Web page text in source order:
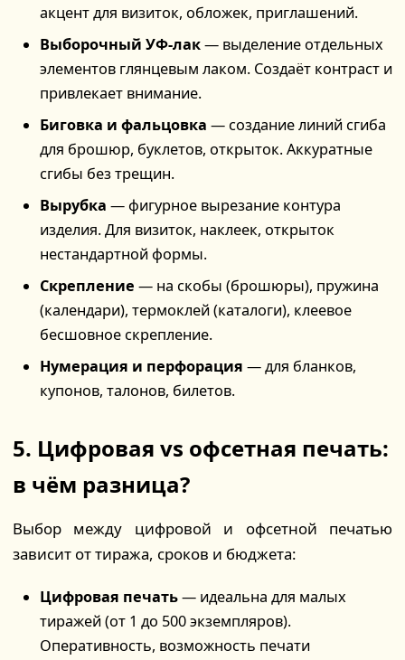
акцент для визиток, обложек, приглашений.
Выборочный УФ-лак— выделение отдельных
элементов глянцевым лаком. Создаёт контраст и
привлекает внимание.
Биговка и фальцовка — создание линий сгиба
для брошюр, буклетов, открыток. Аккуратные
сгибы без трещин.
Вырубка — фигурное вырезание контура
изделия. Для визиток, наклеек, открыток
нестандартной формы.
Скрепление — на скобы (брошюры), пружина
(календари), термоклей (каталоги), клеевое
бесшовное скрепление.
Нумерация и перфорация — для бланков,
купонов, талонов, билетов.
5. Цифровая vs офсетная печать:
в чём разница?
Выбор между цифровой и офсетной печатью
зависит от тиража, сроков и бюджета:
Цифровая печать— идеальна для малых
тиражей (от 1 до 500 экземпляров).
Оперативность, возможность печати